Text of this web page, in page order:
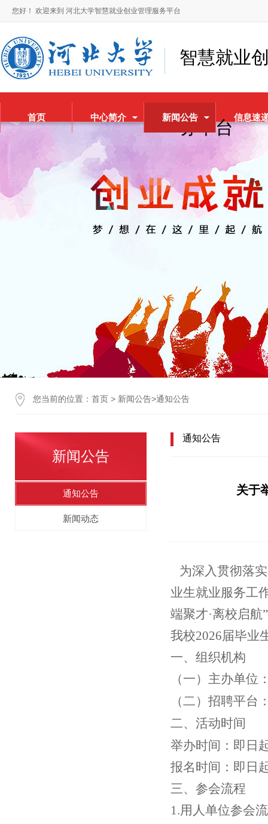
您好！ 欢迎来到 河北大学智慧就业创业管理服务平台
智慧就业
务平台
首页 中心简介 新闻公告 信息速
您当前的位置： 首页 > 新闻公告>通知公告
新闻公告
通知公告
新闻动态
通知公告
关于
为深入贯彻落
业生就业服务工
端聚才·离校启
我校2026届毕业
一、组织机构
（一）主办单位
（二）招聘平台
二、活动时间
举办时间：即日
报名时间：即日
三、参会流程
1.用人单位参会